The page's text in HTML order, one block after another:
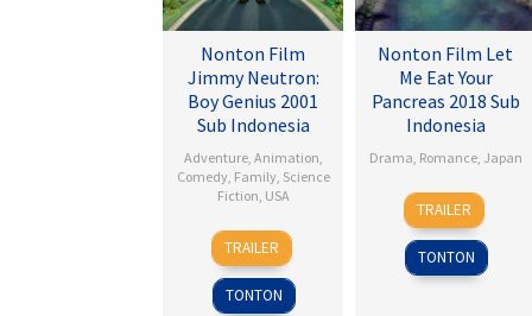
Nonton Film
Jimmy Neutron:
Boy Genius 2001
Sub Indonesia
Adventure, Animation
Comedy, Family, Science
Fiction USA
14
Dec
2001
John
A.
Davis
TRAILER
TONTON
Nonton Film Let
Me Eat Your
Pancreas 2018 Sub
Indonesia
Drama Romance, Japan
28
Jul
2017
Sho
Tsukikawa
TRAILER
TONTON